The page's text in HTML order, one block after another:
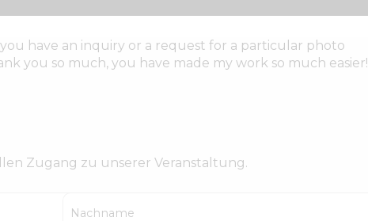
have an inquiry or a request for a particular photo
you so much, you have made my work so much easier!
Zugang zu unserer Veranstaltung.
Nachname